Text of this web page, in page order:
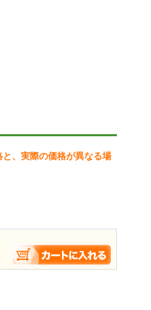
確率)は上がりますが、分量
のヒット率を計算して、検
、実際の価格が異なる場